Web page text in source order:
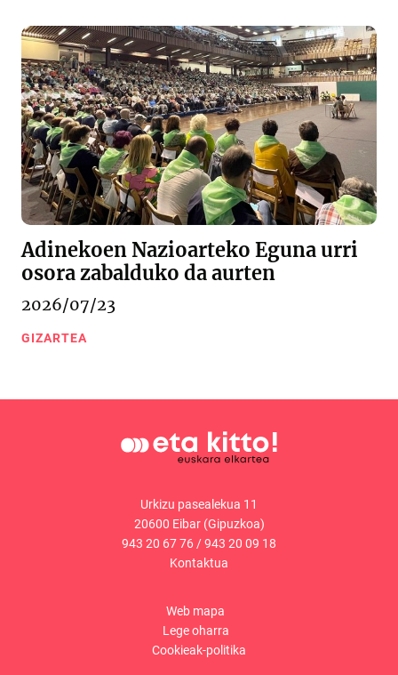
Adinekoen Nazioarteko Eguna urri
osora zabalduko da aurten
2026/07/23
GIZARTEA
Urkizu pasealekua 11
20600 Eibar (Gipuzkoa)
943 20 67 76 /943 20 09 18
Kontaktua
Web mapa
Lege oharra
Cookieak-politika